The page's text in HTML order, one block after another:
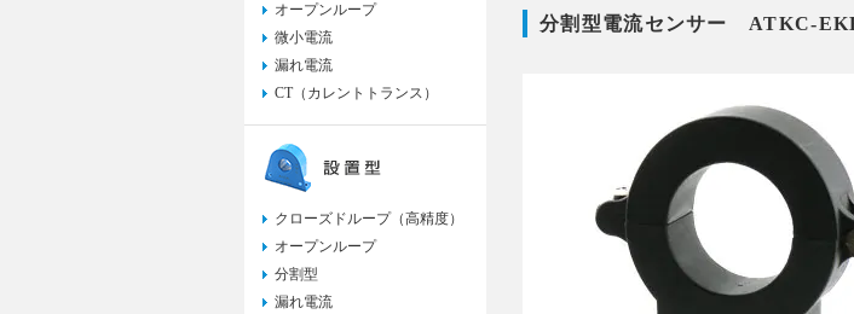
分割型電流センサー ATKC-
オープンループ
微小電流
漏れ電流
CT（カレントトランス）
クローズドループ（高精度）
オープンループ
分割型
漏れ電流